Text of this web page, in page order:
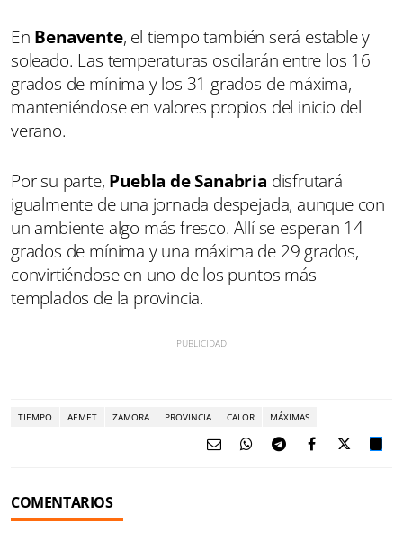
En Benavente, el tiempo también será estable y
soleado. Las temperaturas oscilarán entre los 16
grados de mínima y los 31 grados de máxima,
manteniéndose en valores propios del inicio del
verano.
Por su parte, Puebla de Sanabria disfrutará
igualmente de una jornada despejada, aunque con
un ambiente algo más fresco. Allí se esperan 14
grados de mínima y una máxima de 29 grados,
convirtiéndose en uno de los puntos más
templados de la provincia.
TIEMPO AEMET ZAMORA PROVINCIA CALOR MÁXIMAS
COMENTARIOS